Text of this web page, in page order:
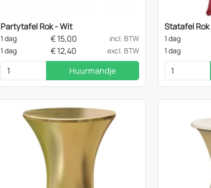
Partytafel Rok - Wit
1 dag €15,00
incl. BTW
1 dag
€12,40 excl. BTW
Huurmandje
Statafel
1 dag
1 dag